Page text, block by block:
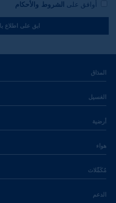
أوافق على الشروط والأحكام
ابق على اطلاع
المذاق
الغسيل
أرضية
هواء
مُكَمِّلات
الدعم